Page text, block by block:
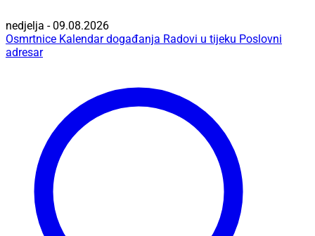
nedjelja - 09.08.2026
Osmrtnice Kalendar događanja Radovi u tijeku Poslovni
adresar